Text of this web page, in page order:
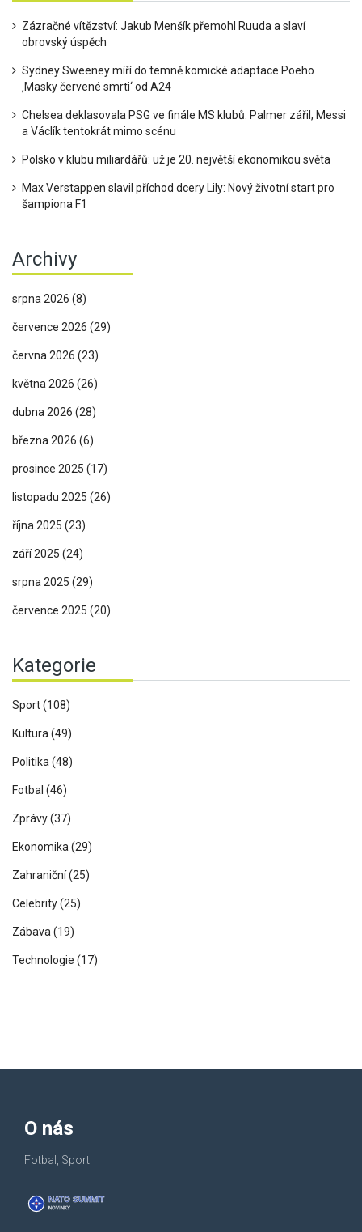
Zázračné vítězství: Jakub Menšík přemohl Ruuda a slaví
obrovský úspěch
Sydney Sweeney míří do temně komické adaptace Poeho
‚Masky červené smrti‘ od A24
Chelsea deklasovala PSG ve finále MS klubů: Palmer zářil, Messi
a Václík tentokrát mimo scénu
Polsko v klubu miliardářů: už je 20. největší ekonomikou světa
Max Verstappen slavil příchod dcery Lily: Nový životní start pro
šampiona F1
Archivy
srpna 2026 (8)
července 2026 (29)
června 2026 (23)
května 2026 (26)
dubna 2026 (28)
března 2026 (6)
prosince 2025 (17)
listopadu 2025 (26)
října 2025 (23)
září 2025 (24)
srpna 2025 (29)
července 2025 (20)
Kategorie
Sport(108)
Kultura (49)
Politika (48)
Fotbal (46)
Zprávy(37)
Ekonomika (29)
Zahraniční(25)
Celebrity(25)
Zábava (19)
Technologie (17)
O nás
Fotbal, Sport